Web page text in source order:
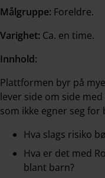
Målgruppe: Foreldre.
Varighet: Ca. en time.
Innhold:
Plattformen byr på
lever side om side med
som ikke egner seg
Hva slags risiko
Hva er det med
blant barn?